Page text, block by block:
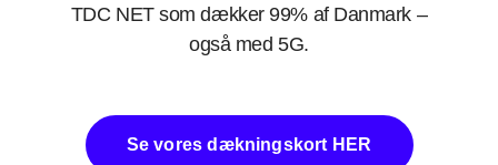
TDC NET som dækker 99% af Danmark –
også med 5G.
Se vores dækningskort HER